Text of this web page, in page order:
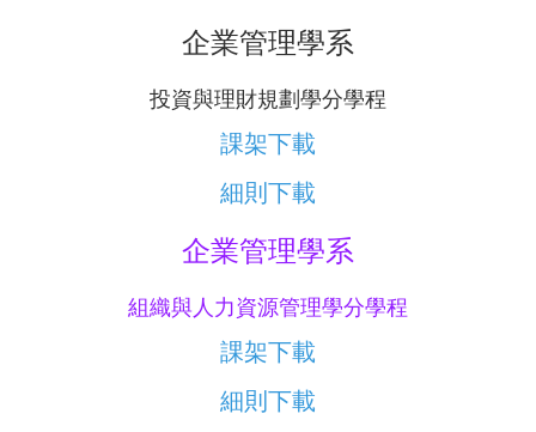
企業管理學系
投資與理財規劃學分學程
課架下載
細則下載
企業管理學系
組織與人力資源管理學分學程
課架下載
細則下載